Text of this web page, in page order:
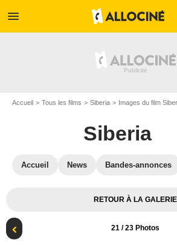
menu
Accueil Tous les films Siberia Images du film
Siberia
Accueil News Bandes-annonces
RETOUR À LA GALERIE
21 / 23 Photos